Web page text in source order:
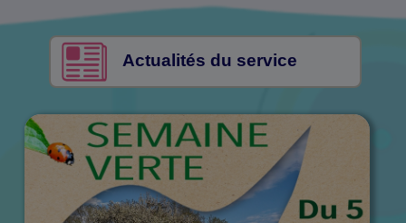
Actualités du service